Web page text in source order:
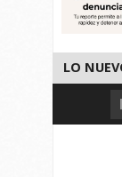
LO
Detienen a
Presenta